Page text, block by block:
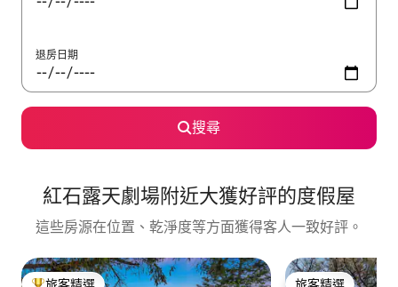
退房日期
搜尋
紅石露天劇場附近大獲好評的度假屋
這些房源在位置、乾淨度等方面獲得客人一致好評。